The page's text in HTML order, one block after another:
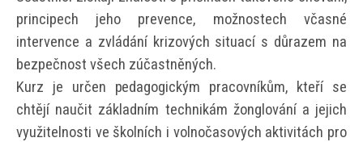
principech jeho prevence, možnostech včasné
intervence a zvládání krizových situací s důrazem na
bezpečnost všech zúčastněných.
Kurz je určen pedagogickým pracovníkům, kteří se
chtějí naučit základním technikám žonglování a jejich
využitelnosti ve školních i volnočasových aktivitách pro